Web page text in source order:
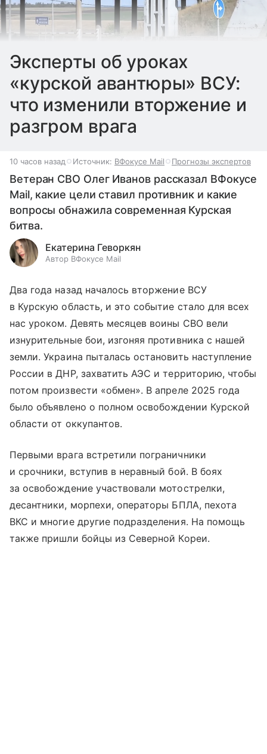
Эксперты об уроках
«курской авантюры» ВСУ:
что изменили вторжение и
разгром врага
10 часов назад Источник: ВФокусе Mail Прогнозы экспертов
Ветеран СВО Олег Иванов рассказал ВФокусе
Mail, какие цели ставил противник и какие
вопросы обнажила современная Курская
битва.
Екатерина Геворкян
Автор ВФокусе Mail
Два года назад началось вторжение ВСУ
в Курскую область, и это событие стало для всех
нас уроком. Девять месяцев воины СВО вели
изнурительные бои, изгоняя противника с нашей
земли. Украина пыталась остановить наступление
России в ДНР, захватить АЭС и территорию, чтобы
потом произвести «обмен». В апреле 2025 года
было объявлено о полном освобождении Курской
области от оккупантов.
Первыми врага встретили пограничники
и срочники, вступив в неравный бой. В боях
за освобождение участвовали мотострелки,
десантники, морпехи, операторы БПЛА, пехота
ВКС и многие другие подразделения. На помощь
также пришли бойцы из Северной Кореи.